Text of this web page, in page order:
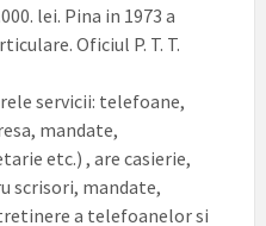
lei. Pina in 1973 a
Oficiul P. T. T.
servicii: telefoane,
mandate,
etc.) , are casierie,
scrisori, mandate,
a telefoanelor si